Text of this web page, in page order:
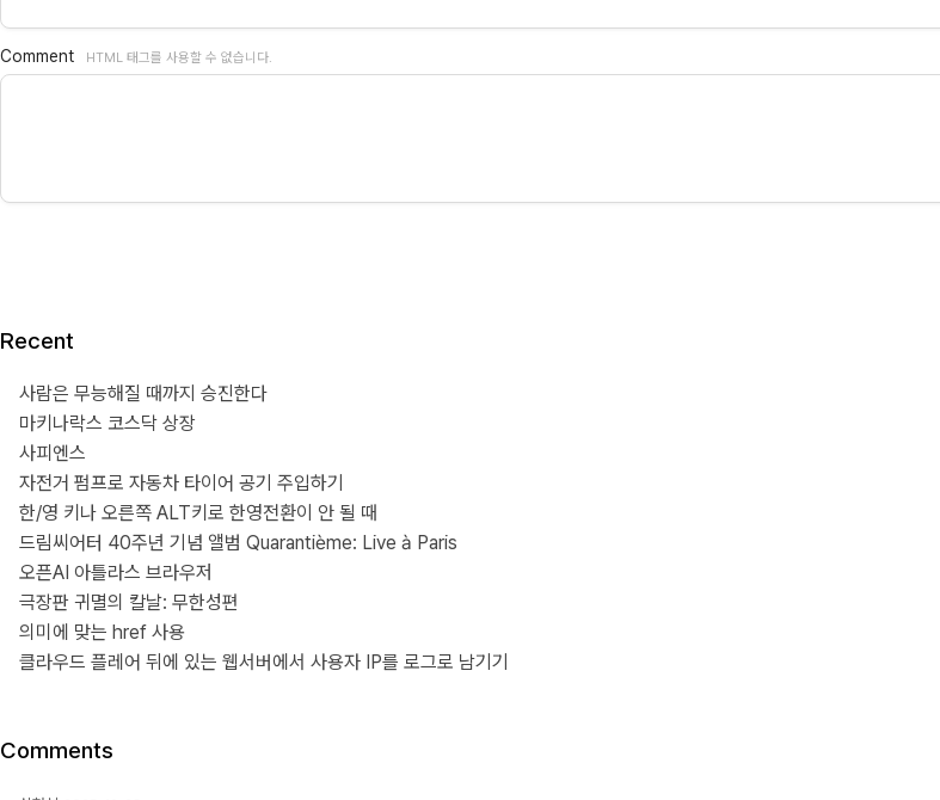
Comment HTML 태그를 사용할 수 없습니다.
Recent
사람은 무능해질 때까지 승진한다
마키나락스 코스닥 상장
사피엔스
자전거 펌프로 자동차 타이어 공기 주입하기
한/영 키나 오른쪽 ALT키로 한영전환이 안 될 때
드림씨어터 40주년 기념 앨범 Quarantième: Live à Paris
오픈AI 아틀라스 브라우저
극장판 귀멸의 칼날: 무한성편
의미에 맞는 href 사용
클라우드 플레어 뒤에 있는 웹서버에서 사용자 IP를 로그로 남기기
Comments